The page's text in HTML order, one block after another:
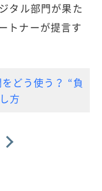
タル部門が果た
トナーが提言す
どう使う？ “負
方